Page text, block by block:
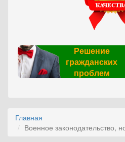
Решение
гражданских
проблем
Главная
Военное законодательство,